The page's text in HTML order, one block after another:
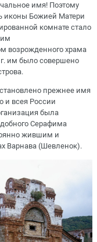
имя! Поэтому
иконы Божией Матери
комнате стало
возрожденного храма
им было совершено
прежнее имя
и всея России
была
Серафима
жившим и
Варнава (Шевленок).